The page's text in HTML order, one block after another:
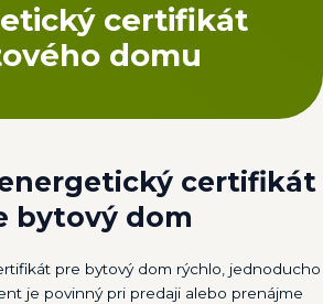
certifikát
domu
certifikát
bytový dom
pre bytový dom rýchlo, jednoducho
je povinný pri predaji alebo prenájme